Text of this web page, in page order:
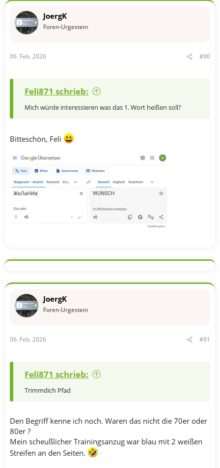
JoergK
Foren-Urgestein
06. Feb. 2026 #90
Feli871 schrieb:
Mich würde interessieren was das 1. Wort heißen soll?
Bitteschön, Feli
JoergK
Foren-Urgestein
06. Feb. 2026 #91
Feli871 schrieb:
Trimmdich Pfad
Den Begriff kenne ich noch. Waren das nicht die 70er oder
80er ?
Mein scheußlicher Trainingsanzug war blau mit 2 weißen
Streifen an den Seiten.